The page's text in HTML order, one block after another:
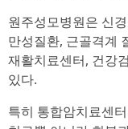
원주성모병원은 신
만성질환, 근골격계
재활치료센터, 건강
있다.
특히 통합암치료센